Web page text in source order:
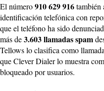
El número910 629 916también
identificación telefónica con
que el teléfono ha sido
más de3.603 llamadas spam
Tellows lo clasifica como
que Clever Dialer lo muestra
bloqueado por usuarios.